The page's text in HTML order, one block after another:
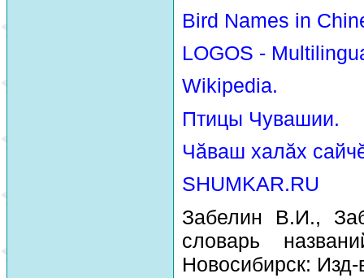
Bird Names in
LOGOS -
Wikipedia.
Птицы Чувашии.
Чăваш халăх
SHUMKAR.RU
Забелин В.И.,
словарь
Новосибирск: